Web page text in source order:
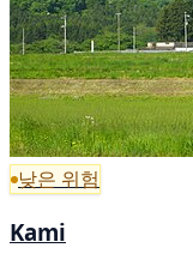
낮은 위험
Kami